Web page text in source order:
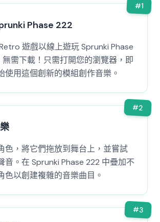
#1
Phase 222
遊戲以線上遊玩 Sprunki Phase
無需下載！只需打開您的瀏覽器，即
使用這個創新的模組創作音樂。
#2
色，將它們拖放到舞台上，並嘗試
音。在 Sprunki Phase 222 中疊加不
色以創建複雜的音樂曲目。
#3